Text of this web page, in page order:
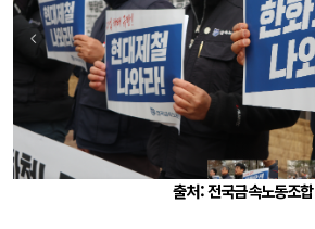
출처: 전국금속노동조합